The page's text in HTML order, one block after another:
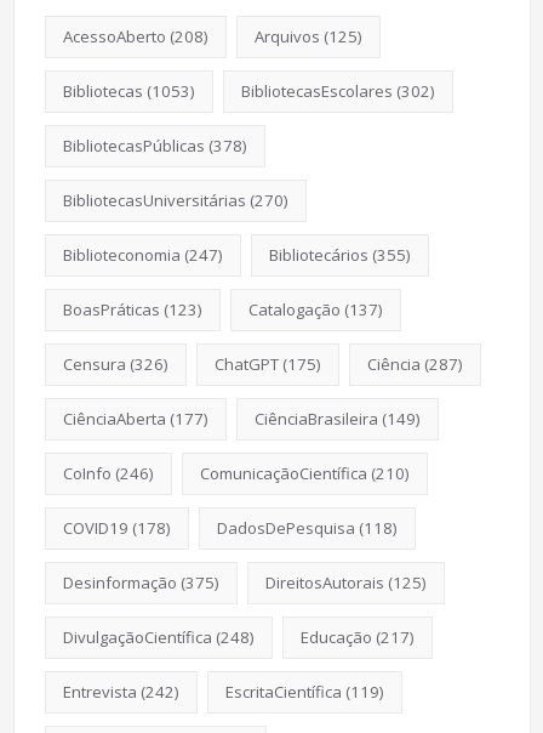
AcessoAberto (208) Arquivos (125)
Bibliotecas (1053) BibliotecasEscolares (302)
BibliotecasPúblicas (378)
BibliotecasUniversitárias (270)
Biblioteconomia (247) Bibliotecários (355)
BoasPráticas (123) Catalogação (137)
Censura (326) ChatGPT(175) Ciência (287)
CiênciaAberta (177) CiênciaBrasileira (149)
CoInfo (246) ComunicaçãoCientífica (210)
COVID19 (178) DadosDePesquisa (118)
Desinformação (375) DireitosAutorais (125)
DivulgaçãoCientífica (248) Educação (217)
Entrevista (242) EscritaCientífica (119)